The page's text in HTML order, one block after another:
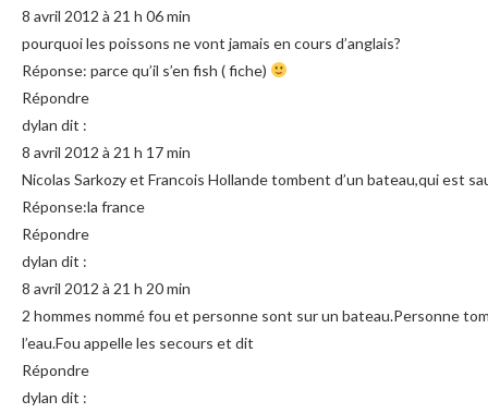
8 avril 2012 à 21 h 06 min
pourquoi les poissons ne vont jamais en cours d’anglais?
Réponse: parce qu’il s’en fish ( fiche)
Répondre
dylan dit :
8 avril 2012 à 21 h 17 min
Nicolas Sarkozy et Francois Hollande tombent d’un bateau,qui est
Réponse:la france
Répondre
dylan dit :
8 avril 2012 à 21 h 20 min
2 hommes nommé fou et personne sont sur un bateau.Personne
l’eau.Fou appelle les secours et dit
Répondre
dylan dit :